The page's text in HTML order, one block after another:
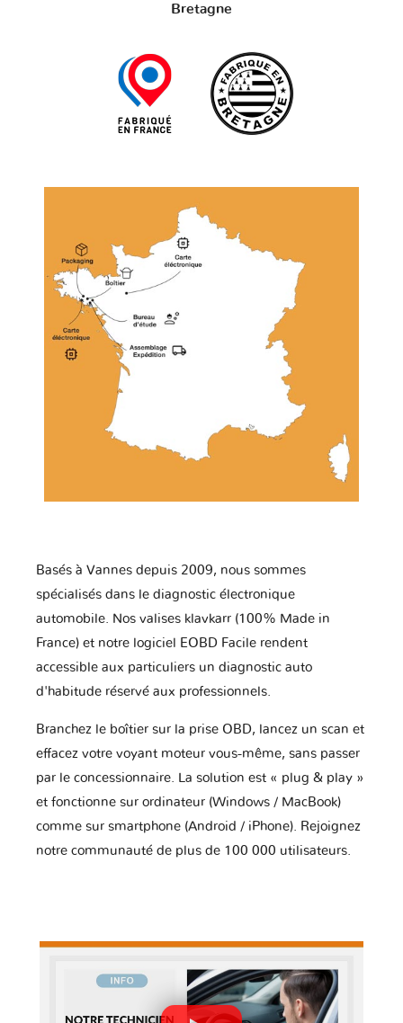
Bretagne
Basés à Vannes depuis 2009, nous sommes
spécialisés dans le diagnostic électronique
automobile. Nos valises klavkarr (100% Made in
France) et notre logiciel EOBD Facile rendent
accessible aux particuliers un diagnostic auto
d'habitude réservé aux professionnels.
Branchez le boîtier sur la prise OBD, lancez un scan et
effacez votre voyant moteur vous-même, sans passer
par le concessionnaire. La solution est « plug & play »
et fonctionne sur ordinateur (Windows / MacBook)
comme sur smartphone (Android / iPhone). Rejoignez
notre communauté de plus de 100 000 utilisateurs.